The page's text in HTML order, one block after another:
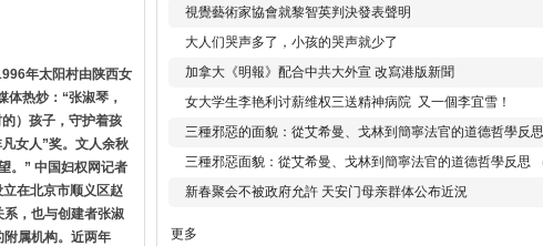
年太阳村由陕西女
热炒：“张淑琴，
）孩子，守护着孩
女人”奖。文人余秋
。” 中国妇权网记者
在北京市顺义区赵
，也与创建者张淑
属机构。近两年
視覺藝術家協會就黎智英判決發表聲明
大人们哭声多了，小孩的哭声就少了
加拿大《明報》配合中共大外宣 改寫港版新聞
女大学生李艳利讨薪维权三送精神病院 又一個李宜雪！
三種邪惡的面貌：從艾希曼、戈林到簡寧法官的道德哲學反思
三種邪惡面貌：從艾希曼、戈林到簡寧法官的道德哲學反思
新春聚会不被政府允許 天安门母亲群体公布近況
更多